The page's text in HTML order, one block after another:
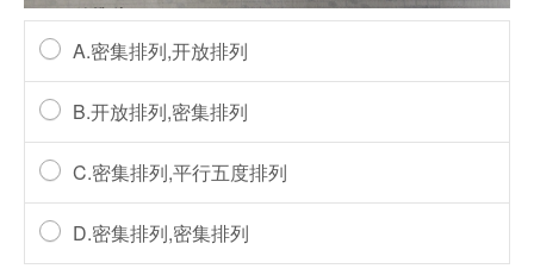
A.密集排列,开放排列
B.开放排列,密集排列
C.密集排列,平行五度排列
D.密集排列,密集排列